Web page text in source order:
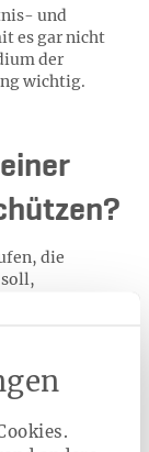
und
es gar nicht
der
wichtig.
die
besteht.